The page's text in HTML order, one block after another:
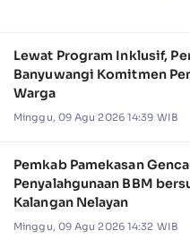
Lewat Program Inklusif,
Banyuwangi Komitmen
Warga
Minggu, 09 Agu 2026 14:39 WIB
Pemkab Pamekasan
Penyalahgunaan BBM
Kalangan Nelayan
Minggu, 09 Agu 2026 14:32 WIB